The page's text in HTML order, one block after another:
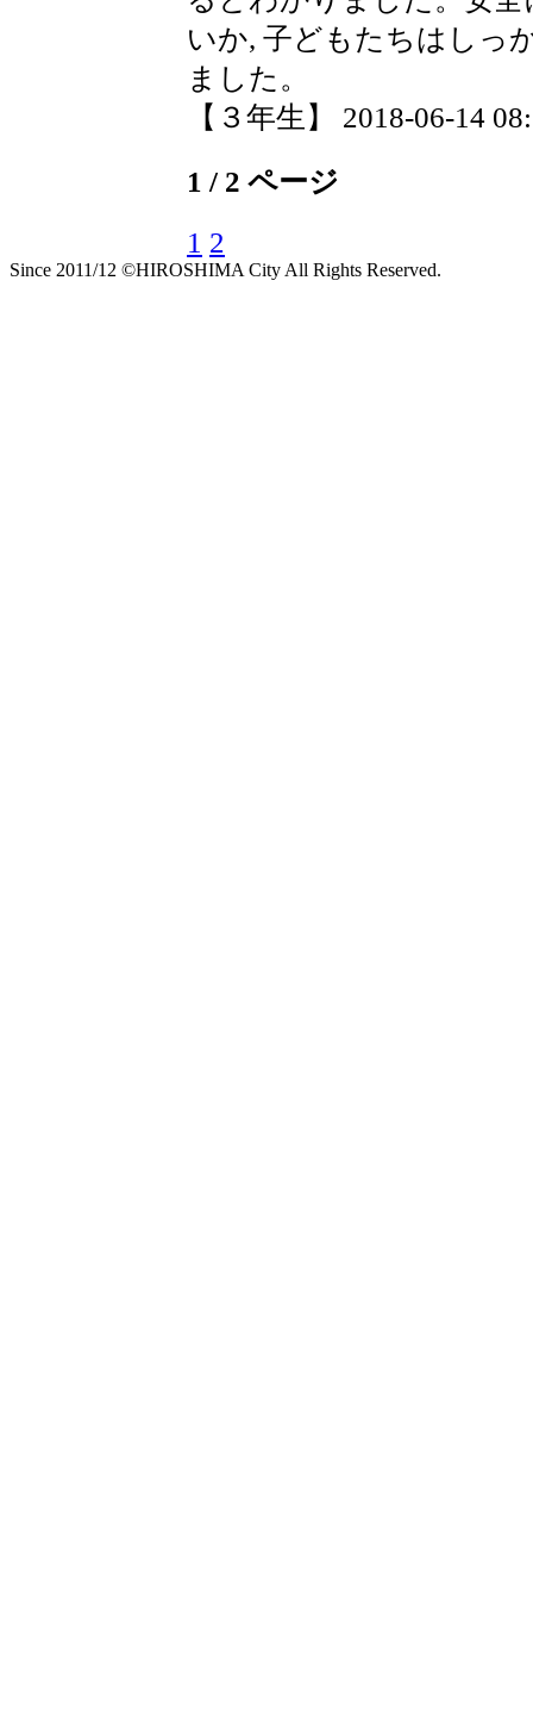
いか, 子どもたちはしっ
ました。
【３年生】 2018-06-14
1 / 2 ページ
1 2
Since 2011/12 ©HIROSHIMA City All Rights Reserved.